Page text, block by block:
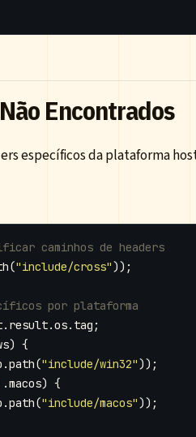
Encontrados
específicos da plataforma
("include/cross"));
. result.os. tag ;
) {
.path("include/win32"));
.macos) {
.path("include/macos"));